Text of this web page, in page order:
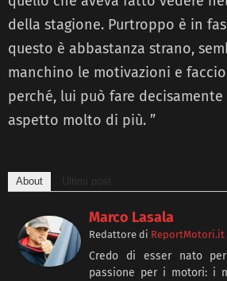
della stagione. Purtroppo è in
questo è abbastanza strano,
manchino le motivazioni e
perché, lui può fare
aspetto molto di più. ”
About Ultimi post
Marco Lasala
Redattore di ReportMotori.it
Credo di esser nato
passione per i motori: i